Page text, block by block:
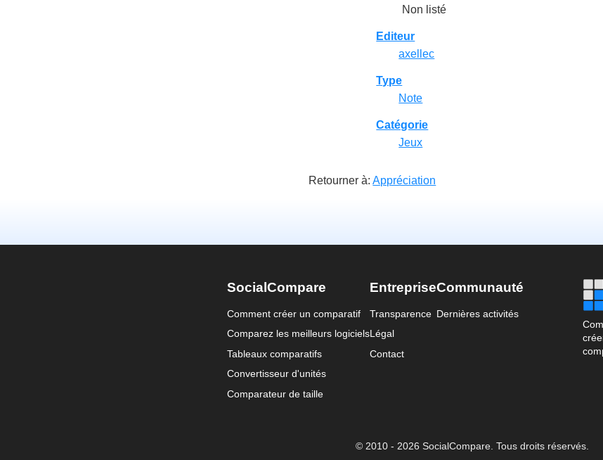
Non listé
Editeur
axellec
Type
Note
Catégorie
Jeux
Retourner à:Appréciation
SocialCompare
Comment créer un comparatif
Comparez les meilleurs logiciels
Tableaux comparatifs
Convertisseur d'unités
Comparateur de taille
Entreprise
Transparence
Légal
Contact
Communauté
Dernières activités
© 2010 - 2026 SocialCompare. Tous droits réservés.